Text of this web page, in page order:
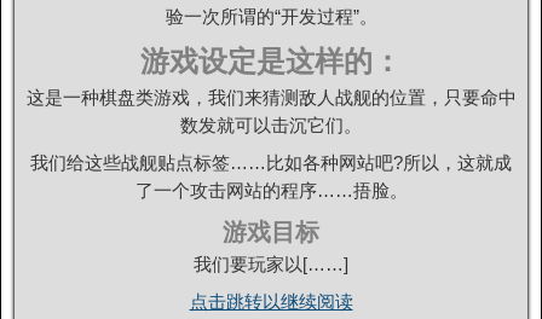
验一次所谓的“开发过程”。
游戏设定是这样的：
这是一种棋盘类游戏，我们来猜测敌人战舰的位置，只要命中
数发就可以击沉它们。
我们给这些战舰贴点标签……比如各种网站吧?所以，这就成
了一个攻击网站的程序……捂脸。
游戏目标
我们要玩家以[……]
点击跳转以继续阅读